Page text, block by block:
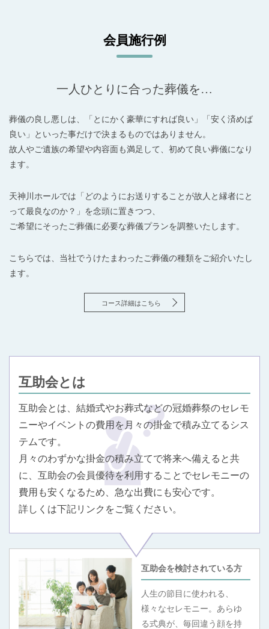
会員施行例
一人ひとりに合った葬儀を…
葬儀の良し悪しは、「とにかく豪華にすれば良い」「安く済めば
良い」といった事だけで決まるものではありません。
故人やご遺族の希望や内容面も満足して、初めて良い葬儀になり
ます。
天神川ホールでは「どのようにお送りすることが故人と縁者にと
って最良なのか？」を念頭に置きつつ、
ご希望にそったご葬儀に必要な葬儀プランを調整いたします。
こちらでは、当社でうけたまわったご葬儀の種類をご紹介いたし
ます。
コース詳細はこちら
互助会とは
互助会とは、結婚式やお葬式などの冠婚葬祭のセレモ
ニーやイベントの費用を月々の掛金で積み立てるシス
テムです。
月々のわずかな掛金の積み立てで将来へ備えると共
に、互助会の会員優待を利用することでセレモニーの
費用も安くなるため、急な出費にも安心です。
詳しくは下記リンクをご覧ください。
互助会を検討されている方
人生の節目に使われる、
様々なセレモニー。あらゆ
る式典が、毎回違う顔を持